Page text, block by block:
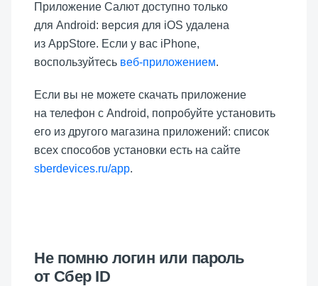
Приложение Салют доступно только
для Android: версия для iOS удалена
из AppStore. Если у вас iPhone,
воспользуйтесь веб-приложением.
Если вы не можете скачать приложение
на телефон с Android, попробуйте установить
его из другого магазина приложений: список
всех способов установки есть на сайте
sberdevices.ru/app.
Не помню логин или пароль
от Сбер ID